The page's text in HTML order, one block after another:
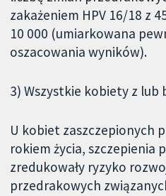
zakażeniem HPV 16/18 z
10 000 (umiarkowana
oszacowania wyników).
3) Wszystkie kobiety z lub
U kobiet zaszczepionych
rokiem życia, szczepienia
zredukowały ryzyko
przedrakowych